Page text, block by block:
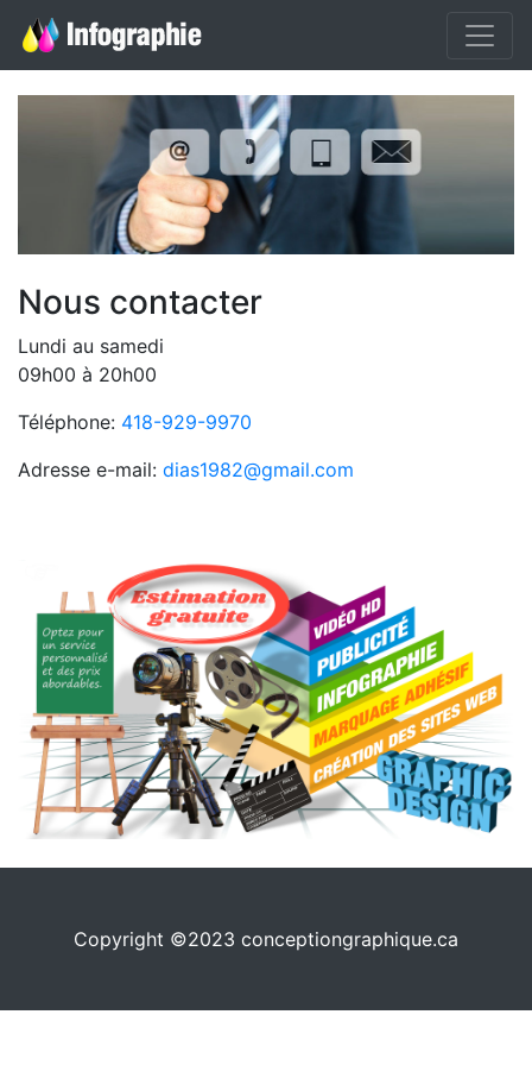
Nous contacter
Lundi au samedi
09h00 à 20h00
Téléphone: 418-929-9970
Adresse e-mail: dias1982@gmail.com
Copyright ©2023 conceptiongraphique.ca